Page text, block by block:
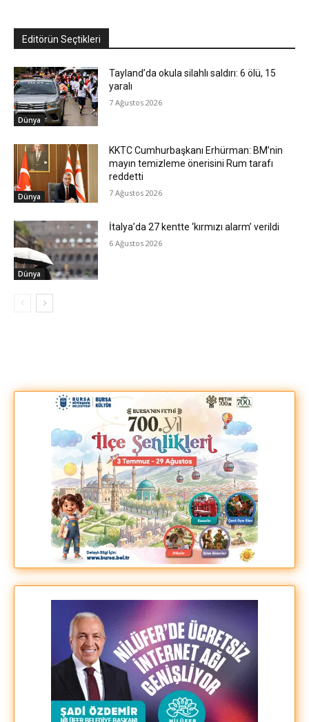
Editörün Seçtikleri
Dünya
Tayland’da okula silahlı saldırı: 6 ölü, 15
yaralı
7 Ağustos 2026
Dünya
KKTC Cumhurbaşkanı Erhürman: BM’nin
mayın temizleme önerisini Rum tarafı
reddetti
7 Ağustos 2026
Dünya
İtalya’da 27 kentte ‘kırmızı alarm’ verildi
6 Ağustos 2026